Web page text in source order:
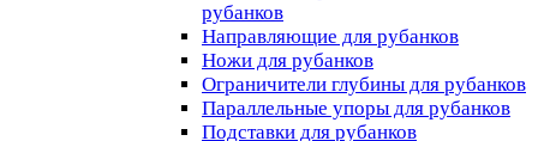
рубанков
Направляющие для рубанков
Ножи для рубанков
Ограничители глубины для рубанков
Параллельные упоры для рубанков
Подставки для рубанков